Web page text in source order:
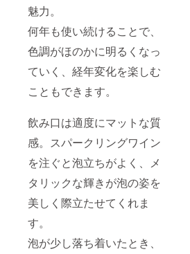
魅力。
何年も使い続けることで、
色調がほのかに明るくなっ
ていく、経年変化を楽しむ
こともできます。
飲み口は適度にマットな質
感。スパークリングワイン
を注ぐと泡立ちがよく、メ
タリックな輝きが泡の姿を
美しく際立たせてくれま
す。
泡が少し落ち着いたとき、